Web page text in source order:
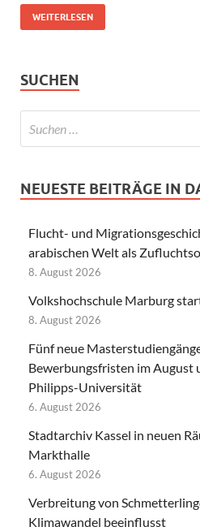
WEITERLESEN
SUCHEN
NEUESTE BEITRÄGE IN
Flucht- und
arabischen Welt als
8. August 2026
Volkshochschule Marburg
8. August 2026
Fünf neue
Bewerbungsfristen im August
Philipps-Universität
6. August 2026
Stadtarchiv Kassel in neuen
Markthalle
6. August 2026
Verbreitung von
Klimawandel beeinflusst